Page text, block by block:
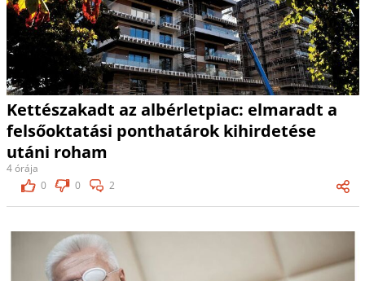
Kettészakadt az albérletpiac: elmaradt a
felsőoktatási ponthatárok kihirdetése
utáni roham
4 órája
0
0 2